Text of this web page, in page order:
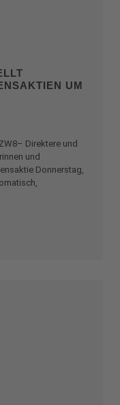
UM
Direktere und
und
Donnerstag,